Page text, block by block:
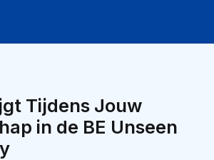
Tijdens Jouw
in de BE Unseen